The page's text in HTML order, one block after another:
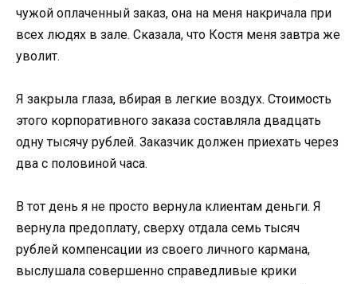
чужой оплаченный заказ, она на меня накричала при
всех людях в зале. Сказала, что Костя меня завтра же
уволит.
Я закрыла глаза, вбирая в легкие воздух. Стоимость
этого корпоративного заказа составляла двадцать
одну тысячу рублей. Заказчик должен приехать через
два с половиной часа.
В тот день я не просто вернула клиентам деньги. Я
вернула предоплату, сверху отдала семь тысяч
рублей компенсации из своего личного кармана,
выслушала совершенно справедливые крики